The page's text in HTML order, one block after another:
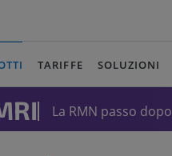
TARIFFE SOLUZIONI
La RMN passo